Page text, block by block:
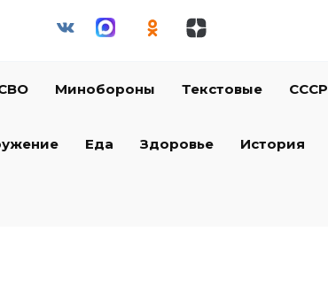
Минобороны Текстовые СССР
Еда Здоровье История